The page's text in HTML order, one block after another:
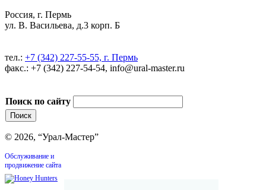
Россия, г. Пермь
ул. В. Васильева, д.3 корп. Б
тел.: +7 (342) 227-55-55, г. Пермь
факс.: +7 (342) 227-54-54, info@ural-master.ru
Поиск по сайту
© 2026, “Урал-Мастер”
Обслуживание и
продвижение сайта